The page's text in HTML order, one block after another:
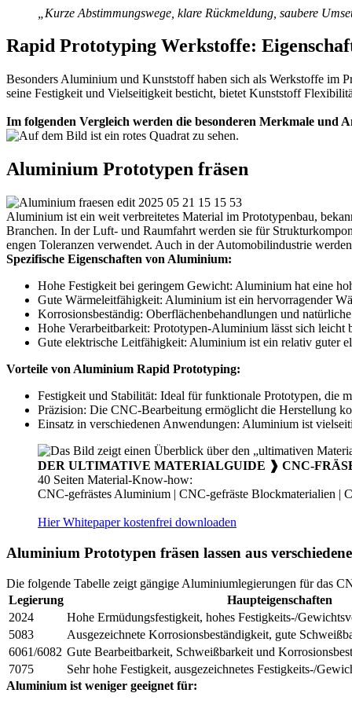
„Kurze Abstimmungswege, klare Rückmeldung, saubere
Rapid Prototyping Werkstoffe:
Besonders Aluminium und Kunststoff haben sich als Werkstoffe im
seine Festigkeit und Vielseitigkeit besticht, bietet Kunststoff
Im folgenden Vergleich werden die besonderen Merkmale und
Aluminium Prototypen fräsen
Aluminium ist ein weit verbreitetes Material im Prototypenbau,
Branchen. In der Luft- und Raumfahrt werden sie für
engen Toleranzen verwendet. Auch in der Automobilindustrie
Spezifische Eigenschaften von Aluminium:
Hohe Festigkeit bei geringem Gewicht: Aluminium hat eine
Gute Wärmeleitfähigkeit: Aluminium ist ein hervorragender
Korrosionsbeständig: Oberflächenbehandlungen und
Hohe Verarbeitbarkeit: Prototypen-Aluminium lässt sich leicht
Gute elektrische Leitfähigkeit: Aluminium ist ein relativ guter
Vorteile von Aluminium Rapid Prototyping:
Festigkeit und Stabilität: Ideal für funktionale Prototypen, die
Präzision: Die CNC-Bearbeitung ermöglicht die Herstellung
Einsatz in verschiedenen Anwendungen: Aluminium ist
DER ULTIMATIVE MATERIALGUIDE ❱ CNC-
40 Seiten Material-Know-how:
CNC-gefrästes Aluminium | CNC-gefräste Blockmaterialien
Hier Whitepaper kostenfrei downloaden
Aluminium Prototypen fräsen lassen aus
Die folgende Tabelle zeigt gängige Aluminiumlegierungen für das
Legierung
Haupteigenschaften
2024
Hohe Ermüdungsfestigkeit, hohes Festigkeits-/
5083
Ausgezeichnete Korrosionsbeständigkeit, gute
6061/6082 Gute Bearbeitbarkeit, Schweißbarkeit und
7075
Sehr hohe Festigkeit, ausgezeichnetes Festigkeits-/
Aluminium ist weniger geeignet für: